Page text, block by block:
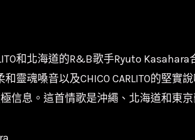
和北海道的R&B歌手Ryuto
靈魂嗓音以及CHICO CARLITO的堅
信息。這首情歌是沖繩、北海道和東